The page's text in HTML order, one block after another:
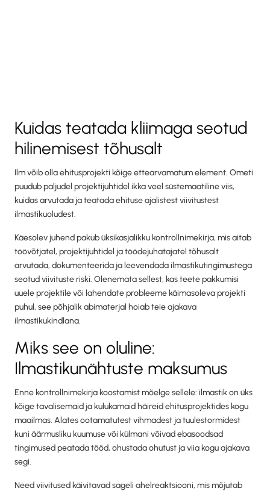
Kuidas teatada kliimaga seotud
hilinemisest tõhusalt
Ilm võib olla ehitusprojekti kõige ettearvamatum element. Ometi
puudub paljudel projektijuhtidel ikka veel süstemaatiline viis,
kuidas arvutada ja teatada ehituse ajalistest viivitustest
ilmastikuoludest.
Käesolev juhend pakub üksikasjalikku kontrollnimekirja, mis aitab
töövõtjatel, projektijuhtidel ja töödejuhatajatel tõhusalt
arvutada, dokumenteerida ja leevendada ilmastikutingimustega
seotud viivituste riski. Olenemata sellest, kas teete pakkumisi
uuele projektile või lahendate probleeme käimasoleva projekti
puhul, see põhjalik abimaterjal hoiab teie ajakava
ilmastikukindlana.
Miks see on oluline:
Ilmastikunähtuste maksumus
Enne kontrollnimekirja koostamist mõelge sellele: ilmastik on üks
kõige tavalisemaid ja kulukamaid häireid ehitusprojektides kogu
maailmas. Alates ootamatutest vihmadest ja tuulestormidest
kuni äärmusliku kuumuse või külmani võivad ebasoodsad
tingimused peatada tööd, ohustada ohutust ja viia kogu ajakava
segi.
Need viivitused käivitavad sageli ahelreaktsiooni, mis mõjutab